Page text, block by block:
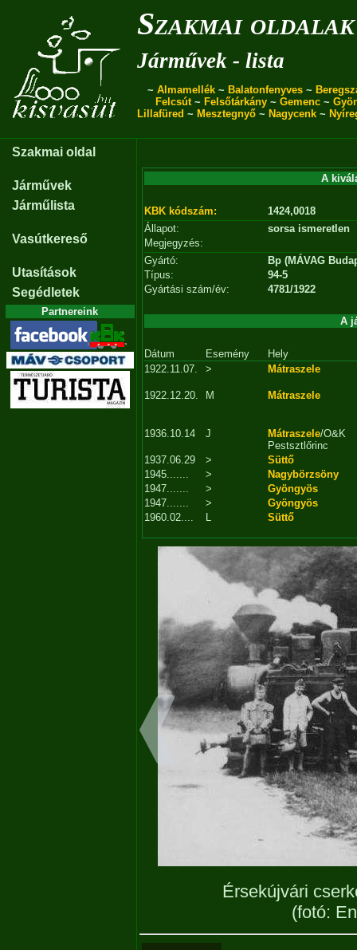
Szakmai oldalak
Járművek - lista
~ Almamellék ~ Balatonfenyves ~
Felcsút~ Felsőtárkány ~ Gemenc ~
Lillafüred ~ Mesztegnyő ~ Nagycenk ~
Szakmai oldal
Járművek
Járműlista
Vasútkereső
Utasítások
Segédletek
Partnereink
A
KBK kódszám:
1424,0018
Állapot:
sorsa ismeretlen
Megjegyzés:
Gyártó:
Bp (MÁVAG
Típus:
94-5
Gyártási szám/év:
4781/1922
A
Dátum Esemény
Hely
1922.11.07.
> Mátraszele
1922.12.20. M Mátraszele
1936.10.14 J Mátraszele/O&K
Pestsztlőrinc
1937.06.29
>
Süttő
1945.......
>
Nagybörzsöny
1947.......
>
Gyöngyös
1947.......
>
Gyöngyös
1960.02....
L Süttő
Érsekújvári
(fotó: